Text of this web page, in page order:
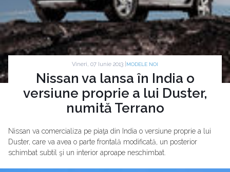
Vineri, 07 Iunie 2013 | MODELE NOI
Nissan va lansa în India o
versiune proprie a lui Duster,
numită Terrano
Nissan va comercializa pe piaţa din India o versiune proprie a lui
Duster, care va avea o parte frontală modificată, un posterior
schimbat subtil şi un interior aproape neschimbat.